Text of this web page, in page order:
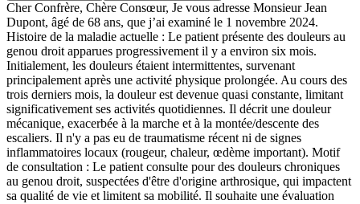
Cher Confrère, Chère Consœur, Je vous adresse Monsieur Jean
Dupont, âgé de 68 ans, que j’ai examiné le 1 novembre 2024.
Histoire de la maladie actuelle : Le patient présente des douleurs au
genou droit apparues progressivement il y a environ six mois.
Initialement, les douleurs étaient intermittentes, survenant
principalement après une activité physique prolongée. Au cours des
trois derniers mois, la douleur est devenue quasi constante, limitant
significativement ses activités quotidiennes. Il décrit une douleur
mécanique, exacerbée à la marche et à la montée/descente des
escaliers. Il n'y a pas eu de traumatisme récent ni de signes
inflammatoires locaux (rougeur, chaleur, œdème important). Motif
de consultation : Le patient consulte pour des douleurs chroniques
au genou droit, suspectées d'être d'origine arthrosique, qui impactent
sa qualité de vie et limitent sa mobilité. Il souhaite une évaluation